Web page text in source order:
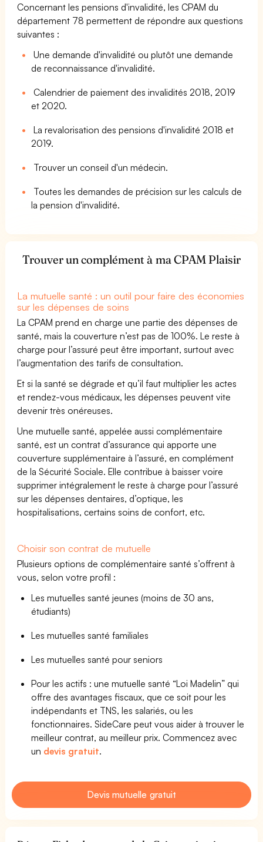
Concernant les pensions d'invalidité, les CPAM du
département 78 permettent de répondre aux questions
suivantes :
Une demande d'invalidité ou plutôt une demande
de reconnaissance d'invalidité.
Calendrier de paiement des invalidités 2018, 2019
et 2020.
La revalorisation des pensions d'invalidité 2018 et
2019.
Trouver un conseil d'un médecin.
Toutes les demandes de précision sur les calculs de
la pension d'invalidité.
Trouver un complément à ma CPAM Plaisir
La mutuelle santé : un outil pour faire des économies
sur les dépenses de soins
La CPAM prend en charge une partie des dépenses de
santé, mais la couverture n’est pas de 100%. Le reste à
charge pour l’assuré peut être important, surtout avec
l’augmentation des tarifs de consultation.
Et si la santé se dégrade et qu’il faut multiplier les actes
et rendez-vous médicaux, les dépenses peuvent vite
devenir très onéreuses.
Une mutuelle santé, appelée aussi complémentaire
santé, est un contrat d’assurance qui apporte une
couverture supplémentaire à l’assuré, en complément
de la Sécurité Sociale. Elle contribue à baisser voire
supprimer intégralement le reste à charge pour l’assuré
sur les dépenses dentaires, d’optique, les
hospitalisations, certains soins de confort, etc.
Choisir son contrat de mutuelle
Plusieurs options de complémentaire santé s’offrent à
vous, selon votre profil :
Les mutuelles santé jeunes (moins de 30 ans,
étudiants)
Les mutuelles santé familiales
Les mutuelles santé pour seniors
Pour les actifs : une mutuelle santé “Loi Madelin” qui
offre des avantages fiscaux, que ce soit pour les
indépendants et TNS, les salariés, ou les
fonctionnaires. SideCare peut vous aider à trouver le
meilleur contrat, au meilleur prix. Commencez avec
un devis gratuit.
Devis mutuelle gratuit